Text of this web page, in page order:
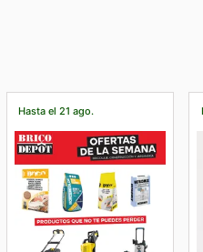
Hasta el 21 ago.